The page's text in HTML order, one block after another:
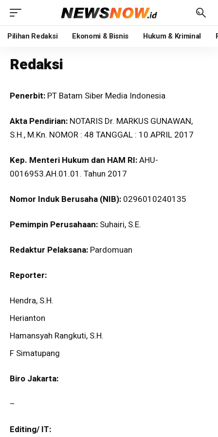
Pilihan Redaksi Ekonomi & Bisnis Hukum & Kriminal
Redaksi
Penerbit: PT Batam Siber Media Indonesia
Akta Pendirian: NOTARIS Dr. MARKUS GUNAWAN,
S.H., M.Kn. NOMOR : 48 TANGGAL : 10 APRIL 2017
Kep. Menteri Hukum dan HAM RI:AHU-
0016953.AH.01.01. Tahun 2017
Nomor Induk Berusaha (NIB): 0296010240135
Pemimpin Perusahaan: Suhairi, S.E.
Redaktur Pelaksana: Pardomuan
Reporter:
Hendra, S.H.
Herianton
Hamansyah Rangkuti, S.H.
F Simatupang
Biro Jakarta:
–
Editing/ IT: